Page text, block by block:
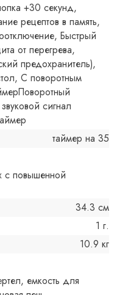
+30 секунд,
рецептов в память,
Быстрый
от перегрева,
предохранитель),
С поворотным
сигнал
таймер на 35
с повышенной
34.3 см
1 г.
10.9 кг
емкость для